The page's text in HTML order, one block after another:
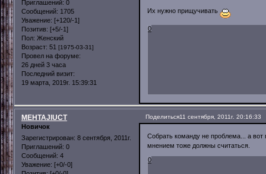
Приглашений: 0
Сообщений: 1705
Уважение: [+120/-1]
Позитив: [+5/-1]
Пол: Женский
Возраст: 51 [1975-03-31]
Провел на форуме:
26 дней 3 часа
Последний визит:
19 марта, 2019г. 15:39:31
Их нужно прищучивать
0
Поделиться11 сентября, 2011г. 20:16:33
MEHTAJlUCT
Новичок
Зарегистрирован: 8 сентября, 2011г.
Приглашений: 0
Сообщений: 4
Уважение: [+0/-0]
Собрать команду не проблема... а
мнением тоже должны считаться.
0